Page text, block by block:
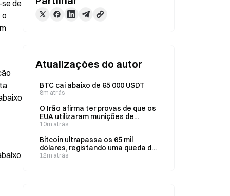
de
o
Atualizações do autor
BTC cai abaixo de 65 000 USDT
8m atrás
O Irão afirma ter provas de que os
EUA utilizaram munições de
fósforo a 8 de agosto
10m atrás
Bitcoin ultrapassa os 65 mil
dólares, registando uma queda de
0,27% nas últimas 24 horas
12m atrás